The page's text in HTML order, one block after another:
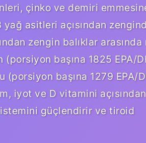
çinko ve demiri
yağ asitleri açısından
zengin balıklar arasında
(porsiyon başına 1825 EPA/
(porsiyon başına 1279 EPA/
iyot ve D vitamini
güçlendirir ve tiroid